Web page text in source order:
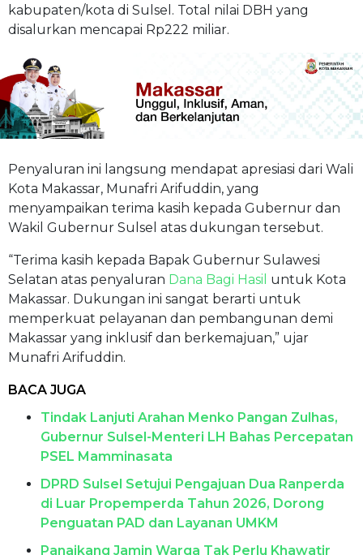
kabupaten/kota di Sulsel. Total nilai DBH yang
disalurkan mencapai Rp222 miliar.
Penyaluran ini langsung mendapat apresiasi dari Wali
Kota Makassar, Munafri Arifuddin, yang
menyampaikan terima kasih kepada Gubernur dan
Wakil Gubernur Sulsel atas dukungan tersebut.
“Terima kasih kepada Bapak Gubernur Sulawesi
Selatan atas penyaluran Dana Bagi Hasil untuk Kota
Makassar. Dukungan ini sangat berarti untuk
memperkuat pelayanan dan pembangunan demi
Makassar yang inklusif dan berkemajuan,” ujar
Munafri Arifuddin.
BACA JUGA
Tindak Lanjuti Arahan Menko Pangan Zulhas,
Gubernur Sulsel-Menteri LH Bahas Percepatan
PSEL Mamminasata
DPRD Sulsel Setujui Pengajuan Dua Ranperda
di Luar Propemperda Tahun 2026, Dorong
Penguatan PAD dan Layanan UMKM
Panaikang Jamin Warga Tak Perlu Khawatir